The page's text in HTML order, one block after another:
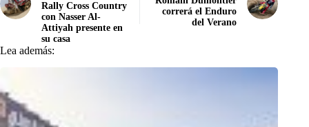
Rally Cross Country
con Nasser Al-
Attiyah presente en
su casa
correrá el Enduro
del Verano
Lea además: